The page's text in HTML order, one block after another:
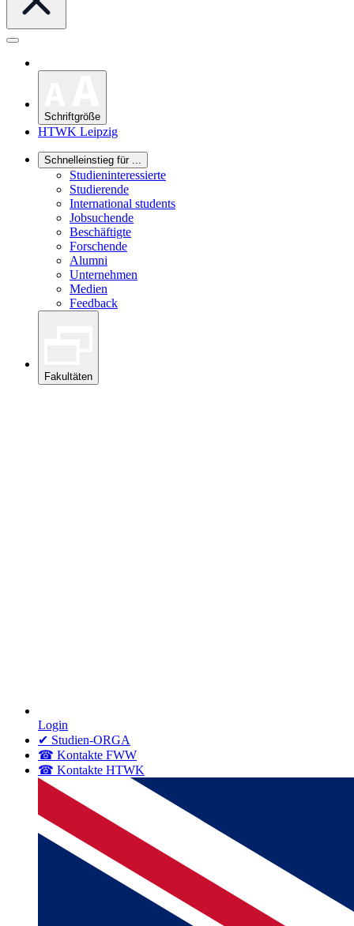
Schriftgröße
HTWK Leipzig
Schnelleinstieg für ...
Studieninteressierte
Studierende
International students
Jobsuchende
Beschäftigte
Forschende
Alumni
Unternehmen
Medien
Feedback
Fakultäten
Login
✔ Studien-ORGA
☎ Kontakte FWW
☎ Kontakte HTWK